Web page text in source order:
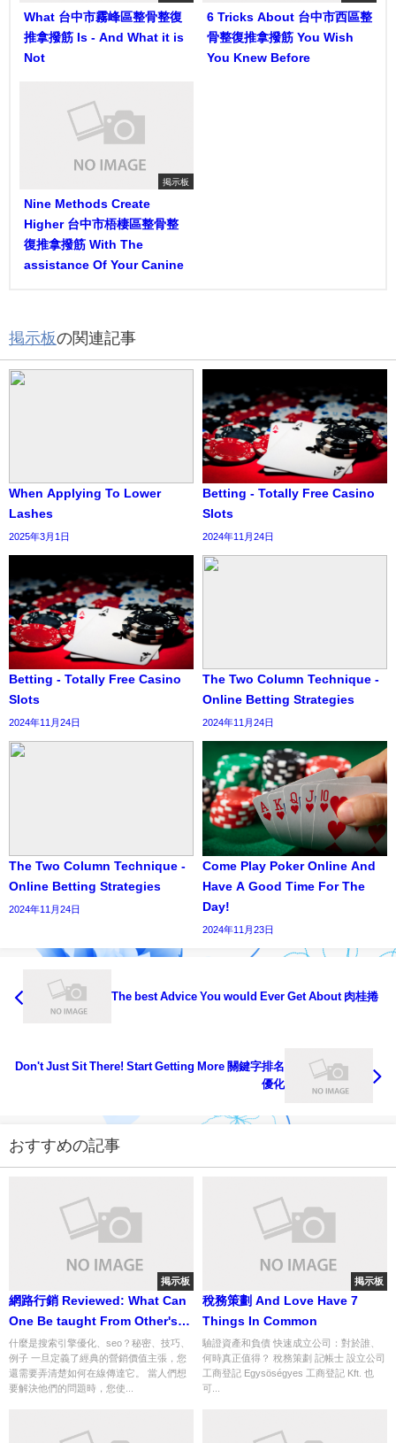
What 台中市霧峰區整骨整復
推拿撥筋 Is - And What it is
Not
6 Tricks About 台中市西區整
骨整復推拿撥筋 You Wish
You Knew Before
掲示板
Nine Methods Create
Higher 台中市梧棲區整骨整
復推拿撥筋 With The
assistance Of Your Canine
掲示板の関連記事
When Applying To Lower
Lashes
2025年3月1日
Betting - Totally Free Casino
Slots
2024年11月24日
Betting - Totally Free Casino
Slots
2024年11月24日
The Two Column Technique -
Online Betting Strategies
2024年11月24日
The Two Column Technique -
Online Betting Strategies
2024年11月24日
Come Play Poker Online And
Have A Good Time For The
Day!
2024年11月23日
The best Advice You would Ever Get About 肉桂捲
Don't Just Sit There! Start Getting More 關鍵字排名
優化
おすすめの記事
掲示板
網路行銷 Reviewed: What Can
One Be taught From Other's
Errors
什麼是搜索引擎優化、seo？秘密、技巧、
例子 一旦定義了經典的營銷價值主張，您
還需要弄清楚如何在線傳達它。 當人們想
要解決他們的問題時，您使...
掲示板
稅務策劃 And Love Have 7
Things In Common
驗證資產和負債 快速成立公司：對於誰、
何時真正值得？ 稅務策劃 記帳士 設立公司
工商登記 Egysöségyes 工商登記 Kft. 也
可...